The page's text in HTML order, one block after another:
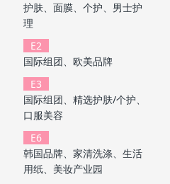
护肤、面膜、个护、男士护
理
E2
国际组团、欧美品牌
E3
国际组团、精选护肤/个护、
口服美容
E6
韩国品牌、家清洗涤、生活
用纸、美妆产业园